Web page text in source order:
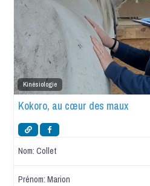
Kinésiologie
Kokoro, au cœur des maux
Nom:Collet
Prénom:Marion